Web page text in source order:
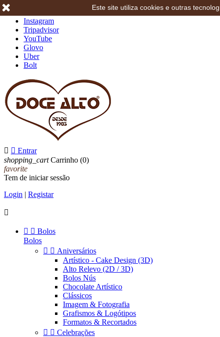
Instagram
Tripadvisor
YouTube
Glovo
Uber
Bolt
  Entrar
shopping_cart Carrinho (0)
favorite
Tem de iniciar sessão
Login | Registar

  Bolos
Bolos
  Aniversários
Artístico - Cake Design (3D)
Alto Relevo (2D / 3D)
Bolos Nús
Chocolate Artístico
Clássicos
Imagem & Fotografia
Grafismos & Logótipos
Formatos & Recortados
  Celebrações
Este site utiliza cookies e outras